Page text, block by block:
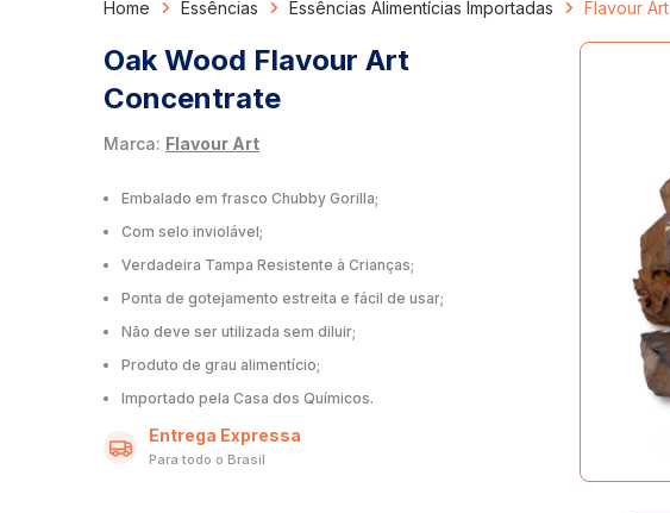
Home Essências Essências Alimentícias Importadas Flavour Art
Oak Wood Flavour Art
Concentrate
Marca: Flavour Art
Embalado em frasco Chubby Gorilla;
Com selo inviolável;
Verdadeira Tampa Resistente à Crianças;
Ponta de gotejamento estreita e fácil de usar;
Não deve ser utilizada sem diluir;
Produto de grau alimentício;
Importado pela Casa dos Químicos.
Entrega Expressa
Para todo o Brasil